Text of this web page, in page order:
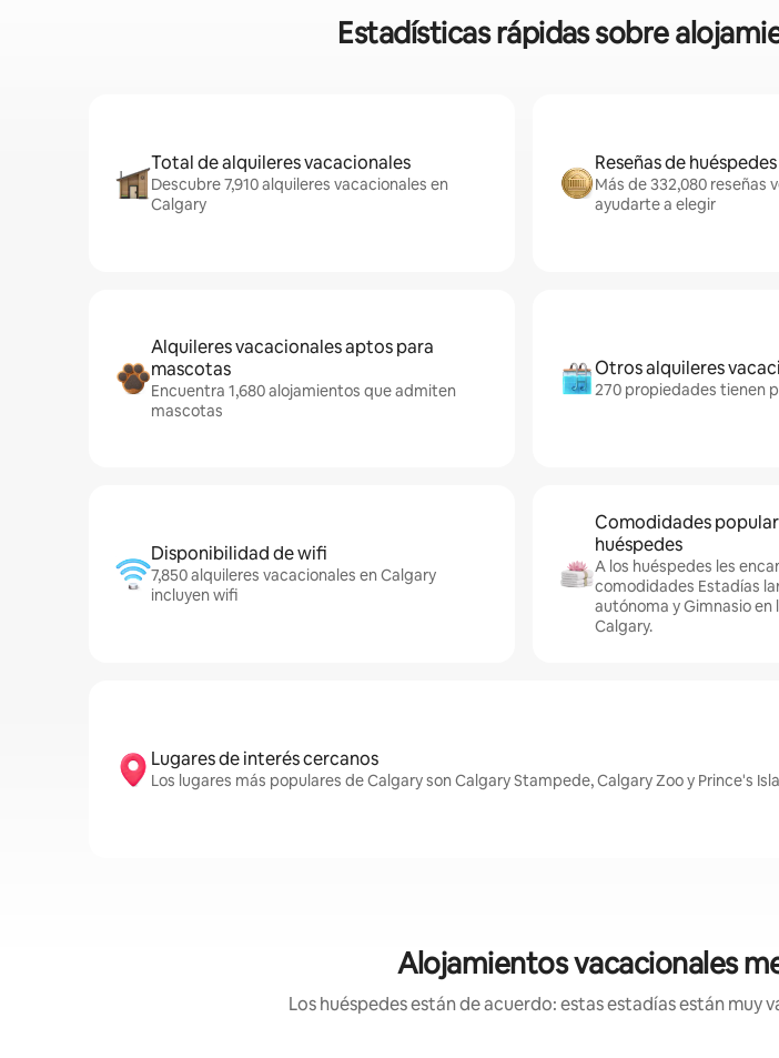
Estadísticas rápidas sobre
Total de alquileres vacacionales
Descubre 7,910 alquileres vacacionales en
Calgary
Reseñas de
Más de 332,080 reseñas
ayudarte a elegir
Alquileres vacacionales aptos para
mascotas
Encuentra 1,680 alojamientos que admiten
mascotas
Otros alquileres
270 propiedades tienen
Disponibilidad de wifi
7,850 alquileres vacacionales en Calgary
incluyen wifi
Comodidades
huéspedes
A los huéspedes les
comodidades Estadías
autónoma y Gimnasio en
Calgary.
Lugares de interés cercanos
Los lugares más populares de Calgary son Calgary Stampede, Calgary Zoo y Prince's
Alojamientos vacacionales
Los huéspedes están de acuerdo: estas estadías están